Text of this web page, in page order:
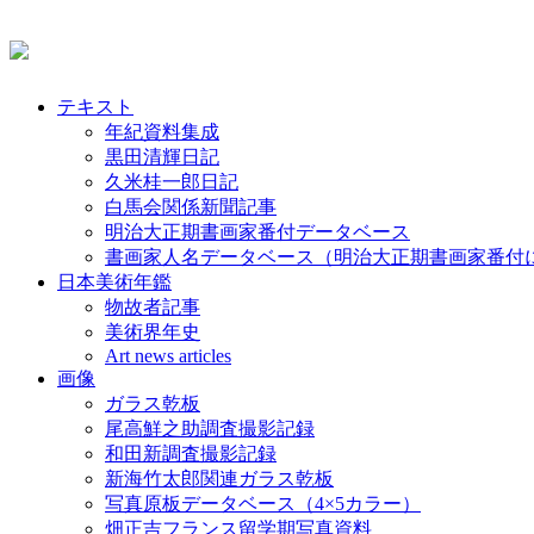
テキスト
年紀資料集成
黒田清輝日記
久米桂一郎日記
白馬会関係新聞記事
明治大正期書画家番付データベース
書画家人名データベース（明治大正期書画家番付
日本美術年鑑
物故者記事
美術界年史
Art news articles
画像
ガラス乾板
尾高鮮之助調査撮影記録
和田新調査撮影記録
新海竹太郎関連ガラス乾板
写真原板データベース（4×5カラー）
畑正吉フランス留学期写真資料